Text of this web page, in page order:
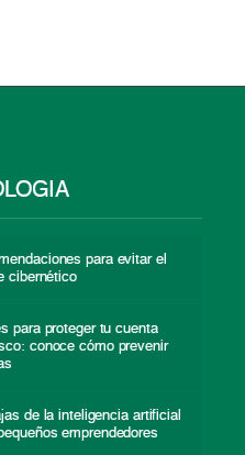
para evitar el
cibernético
para proteger tu cuenta
conoce cómo prevenir
de la inteligencia artificial
emprendedores